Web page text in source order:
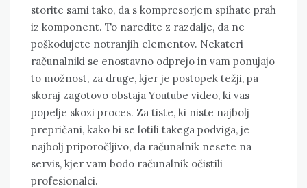
storite sami tako, da s kompresorjem spihate prah
iz komponent. To naredite z razdalje, da ne
poškodujete notranjih elementov. Nekateri
računalniki se enostavno odprejo in vam ponujajo
to možnost, za druge, kjer je postopek težji, pa
skoraj zagotovo obstaja Youtube video, ki vas
popelje skozi proces. Za tiste, ki niste najbolj
prepričani, kako bi se lotili takega podviga, je
najbolj priporočljivo, da računalnik nesete na
servis, kjer vam bodo računalnik očistili
profesionalci.